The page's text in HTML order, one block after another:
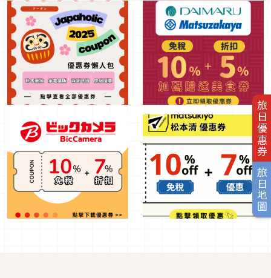
旅日優惠券
旅日地圖